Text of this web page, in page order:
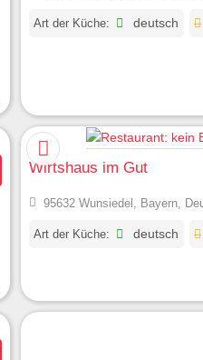
Art der Küche: deutsch
Wirtshaus im Gut
95632 Wunsiedel, Bayern,
Art der Küche: deutsch